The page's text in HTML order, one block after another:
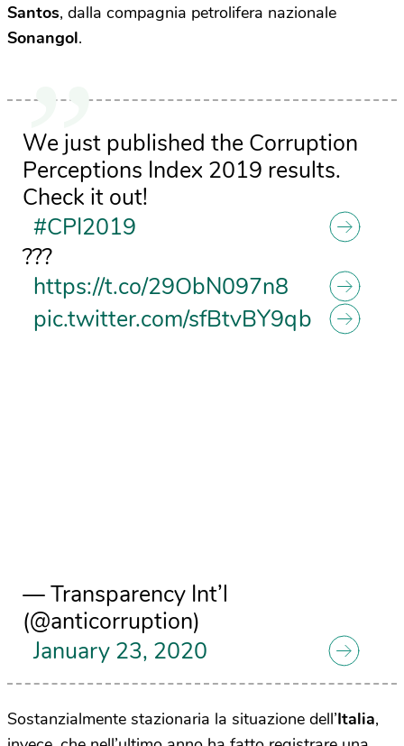
Santos, dalla compagnia petrolifera nazionale
Sonangol.
We just published the Corruption
Perceptions Index 2019 results.
Check it out!
#CPI2019
???
https://t.co/29ObN097n8
pic.twitter.com/sfBtvBY9qb
— Transparency Int’l
(@anticorruption)
January 23, 2020
Sostanzialmente stazionaria la situazione dell’Italia,